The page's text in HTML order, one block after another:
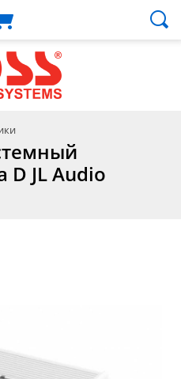
D JL Audio